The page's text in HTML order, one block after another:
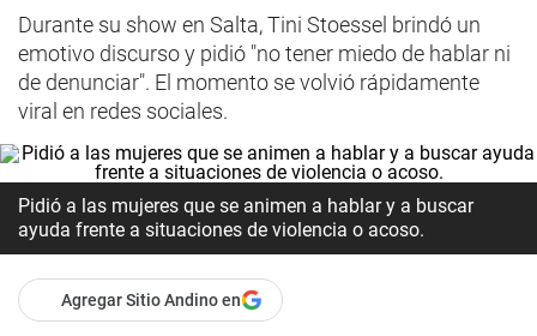
Durante su show en Salta, Tini Stoessel brindó un
emotivo discurso y pidió "no tener miedo de hablar ni
de denunciar". El momento se volvió rápidamente
viral en redes sociales.
Pidió a las mujeres que se animen a hablar y a buscar
ayuda frente a situaciones de violencia o acoso.
Agregar Sitio Andino en